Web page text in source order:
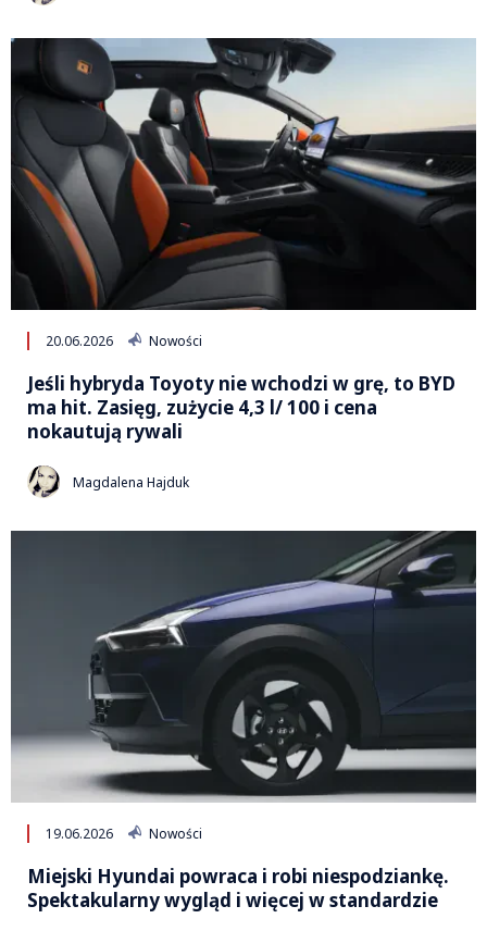
20.06.2026 Nowości
Jeśli hybryda Toyoty nie wchodzi w grę, to BYD
ma hit. Zasięg, zużycie 4,3 l/ 100 i cena
nokautują rywali
Magdalena Hajduk
19.06.2026 Nowości
Miejski Hyundai powraca i robi niespodziankę.
Spektakularny wygląd i więcej w standardzie